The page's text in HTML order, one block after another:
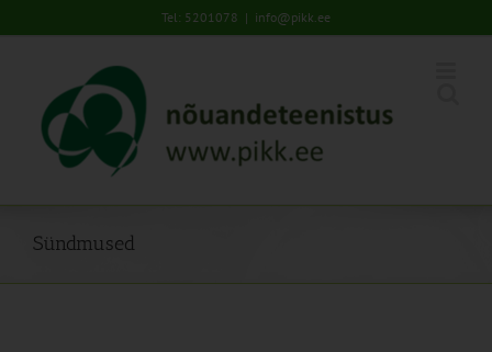
to
Tel: 5201078 | info@pikk.ee
Sündmused